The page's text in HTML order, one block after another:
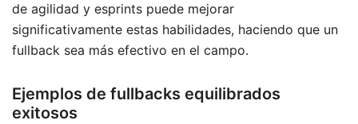
de agilidad y esprints puede mejorar
significativamente estas habilidades, haciendo que un
fullback sea más efectivo en el campo.
Ejemplos de fullbacks equilibrados
exitosos